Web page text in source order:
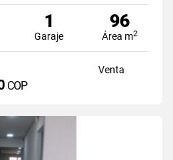
1
Garaje
96
Área m2
Venta
COP